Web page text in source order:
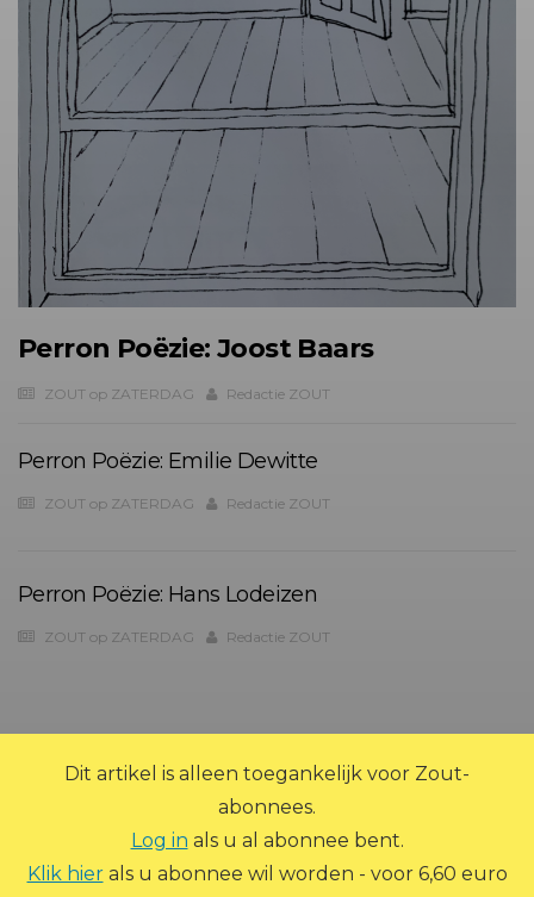
Dit artikel is alleen toegankelijk voor Zout-
abonnees.
Log in als u al abonnee bent.
Klik hierals u abonnee wil worden - voor 6,60 euro
Perron Poëzie: Joost Baars
ZOUT op ZATERDAG Redactie ZOUT
Perron Poëzie: Emilie Dewitte
ZOUT op ZATERDAG Redactie ZOUT
Perron Poëzie: Hans Lodeizen
ZOUT op ZATERDAG Redactie ZOUT